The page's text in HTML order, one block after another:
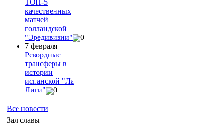
ТОП-5
качественных
матчей
голландской
"Эредивизии"
0
7 февраля
Рекордные
трансферы в
истории
испанской "Ла
Лиги"
0
Все новости
Зал славы